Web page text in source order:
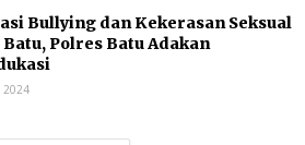
Bullying dan Kekerasan Seksual
Polres Batu Adakan
2024